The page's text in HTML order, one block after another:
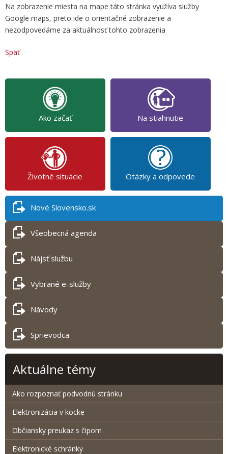
Na zobrazenie miesta na mape táto stránka využíva služby
Google maps, preto ide o orientačné zobrazenie a
nezodpovedáme za aktuálnosť tohto zobrazenia
Späť
Ako začať Na stiahnutie
Životné situácie Otázky a odpovede
Nové Slovensko.sk
Všeobecná agenda
Nájsť službu
Vybrané e-služby
Návody
Sprievodca
Aktuálne témy
Ako rozpoznať podvodnú stránku
Elektronizácia v kocke
Občiansky preukaz s čipom
Elektronické schránky